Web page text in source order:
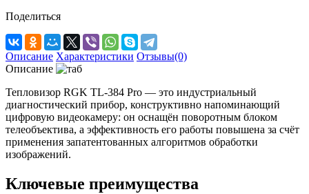
Поделиться
Описание Характеристики Отзывы(0)
Описание
Тепловизор RGK TL‑384 Pro — это индустриальный
диагностический прибор, конструктивно напоминающий
цифровую видеокамеру: он оснащён поворотным блоком
телеобъектива, а эффективность его работы повышена за счёт
применения запатентованных алгоритмов обработки
изображений.
Ключевые преимущества